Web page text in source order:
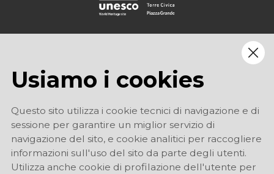
Usiamo i cookies
Questo sito utilizza i cookie tecnici di navigazione e di
sessione per garantire un miglior servizio di
navigazione del sito, e cookie analitici per raccogliere
informazioni sull'uso del sito da parte degli utenti.
Utilizza anche cookie di profilazione dell'utente per